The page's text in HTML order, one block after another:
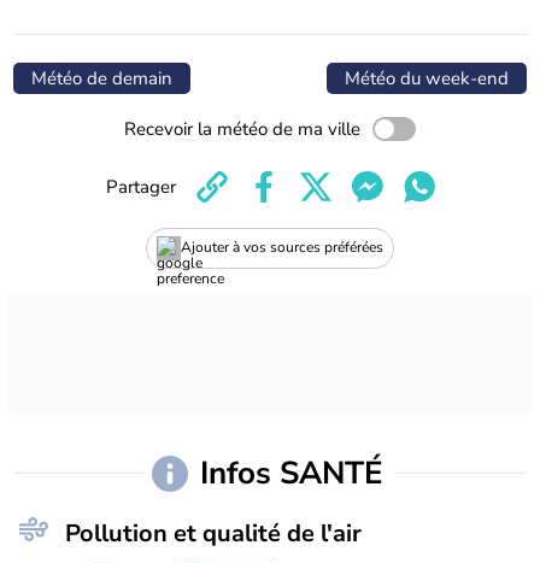
Météo de demain Météo du week-end
Recevoir la météo de ma ville
Ajouter à vos sources préférées
Partager
Infos SANTÉ
Pollution et qualité de l'air